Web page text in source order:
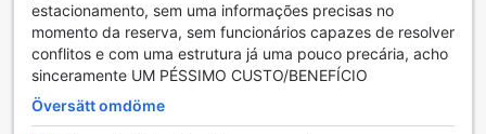
Bekvämlighetsfaciliteter på Grand Mercure Brasilia Eixo
Monumental
Grand Mercure Brasilia Eixo Monumental erbjuder en rad
bekvämlighetsfaciliteter som gör din vistelse både bekväm
och minnesvärd. Med 24-timmars rumsservice kan du njuta
estacionamento, sem uma informações precisas no
momento da reserva, sem funcionários capazes de resolver
conflitos e com uma estrutura já uma pouco precária, acho
sinceramente UM PÉSSIMO CUSTO/BENEFÍCIO
Översätt omdöme